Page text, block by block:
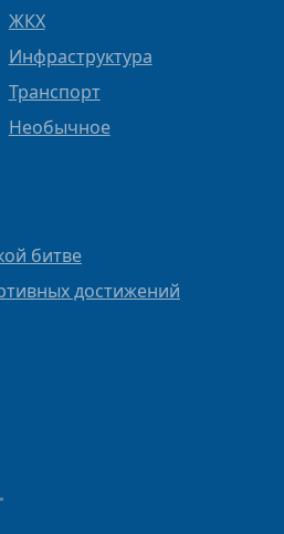
ЖКХ
Инфраструктура
Транспорт
Необычное
битве
достижений